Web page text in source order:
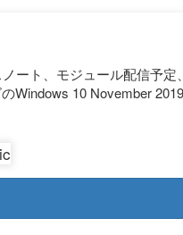
ート、モジュール配信予定
Windows 10 November 2019